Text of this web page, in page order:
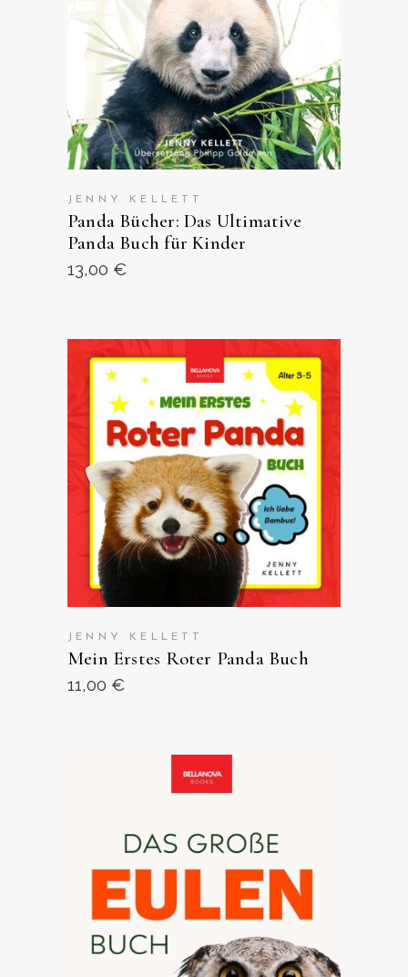
JENNY KELLETT
Panda Bücher: Das Ultimative
Panda Buch für Kinder
13,00 €
ANSEHEN AUF AMAZON
JENNY KELLETT
Mein Erstes Roter Panda Buch
11,00 €
ANSEHEN AUF AMAZON